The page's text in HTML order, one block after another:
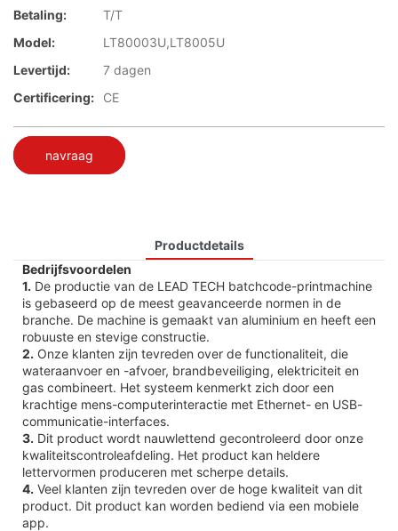
Betaling:
T/T
Model:
LT80003U,LT8005U
Levertijd:
7 dagen
Certificering:
CE
navraag
Productdetails
Bedrijfsvoordelen
1. De productie van de LEAD TECH batchcode-printmachine
is gebaseerd op de meest geavanceerde normen in de
branche. De machine is gemaakt van aluminium en heeft een
robuuste en stevige constructie.
2. Onze klanten zijn tevreden over de functionaliteit, die
wateraanvoer en -afvoer, brandbeveiliging, elektriciteit en
gas combineert. Het systeem kenmerkt zich door een
krachtige mens-computerinteractie met Ethernet- en USB-
communicatie-interfaces.
3. Dit product wordt nauwlettend gecontroleerd door onze
kwaliteitscontroleafdeling. Het product kan heldere
lettervormen produceren met scherpe details.
4. Veel klanten zijn tevreden over de hoge kwaliteit van dit
product. Dit product kan worden bediend via een mobiele
app.